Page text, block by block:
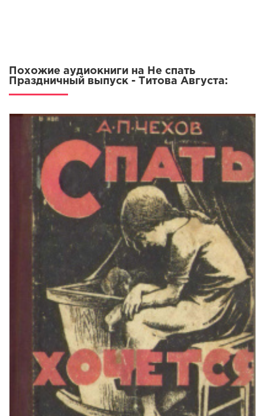
Похожие аудиокниги на Не спать
Праздничный выпуск - Титова Августа: